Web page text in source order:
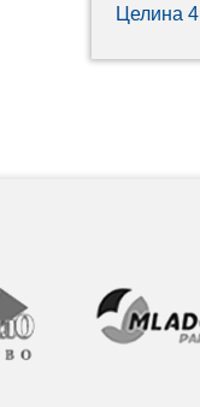
Целина 4